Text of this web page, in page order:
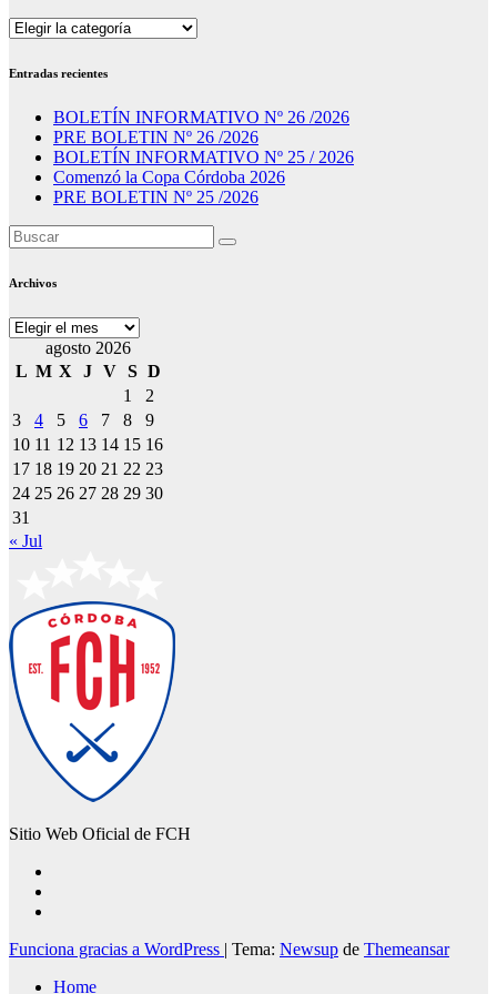
Secciones
Entradas recientes
BOLETÍN INFORMATIVO Nº 26 /2026
PRE BOLETIN Nº 26 /2026
BOLETÍN INFORMATIVO Nº 25 / 2026
Comenzó la Copa Córdoba 2026
PRE BOLETIN Nº 25 /2026
Archivos
Archivos
agosto 2026
L M X J V S D
1
2
3
4 5 6 7 8
9
10 11 12 13 14 15 16
17 18 19 20 21 22 23
24 25 26 27 28 29 30
31
« Jul
Sitio Web Oficial de FCH
Funciona gracias a WordPress | Tema: Newsup de Themeansar
Home